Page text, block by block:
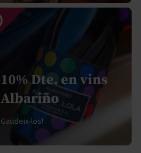
10% Dte. en vins
Albariño
Gaudeix-los!